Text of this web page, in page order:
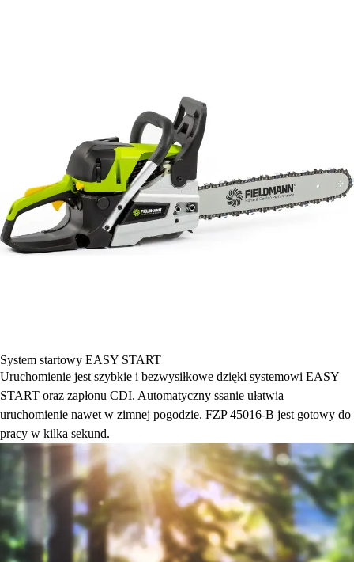
System startowy EASY START
Uruchomienie jest szybkie i bezwysiłkowe dzięki systemowi EASY
START oraz zapłonu CDI. Automatyczny ssanie ułatwia
uruchomienie nawet w zimnej pogodzie. FZP 45016-B jest gotowy do
pracy w kilka sekund.